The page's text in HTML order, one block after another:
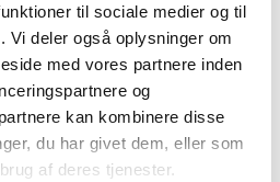
til sociale medier og til
Vi deler også oplysninger om
med vores partnere inden
og
kan kombinere disse
du har givet dem, eller som
af deres tjenester.